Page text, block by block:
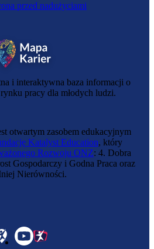
i interaktywna baza informacji o
pracy dla młodych ludzi.
przed nadużyciami
otwartym zasobem edukacyjnym
Katalyst Education, który
Rozwoju ONZ: 4. Dobra
Gospodarczy i Godna Praca oraz
Nierówności.